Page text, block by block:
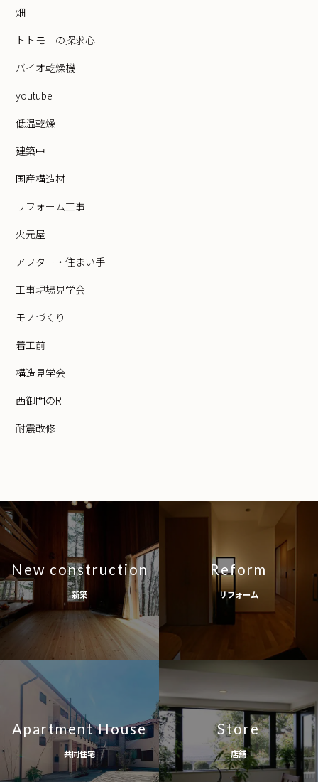
畑
トトモニの探求心
バイオ乾燥機
youtube
低温乾燥
建築中
国産構造材
リフォーム工事
火元屋
アフター・住まい手
工事現場見学会
モノづくり
着工前
構造見学会
西御門のR
耐震改修
New construction
新築
Reform
リフォーム
Apartment House
共同住宅
Store
店舗